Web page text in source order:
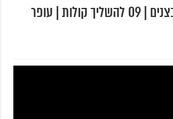
מעשה משבעת הקבצנים | 09 להשליך קולות | עופר